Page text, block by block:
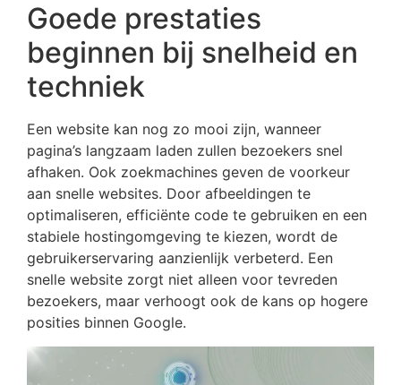
Goede prestaties
beginnen bij snelheid en
techniek
Een website kan nog zo mooi zijn, wanneer
pagina’s langzaam laden zullen bezoekers snel
afhaken. Ook zoekmachines geven de voorkeur
aan snelle websites. Door afbeeldingen te
optimaliseren, efficiënte code te gebruiken en een
stabiele hostingomgeving te kiezen, wordt de
gebruikerservaring aanzienlijk verbeterd. Een
snelle website zorgt niet alleen voor tevreden
bezoekers, maar verhoogt ook de kans op hogere
posities binnen Google.